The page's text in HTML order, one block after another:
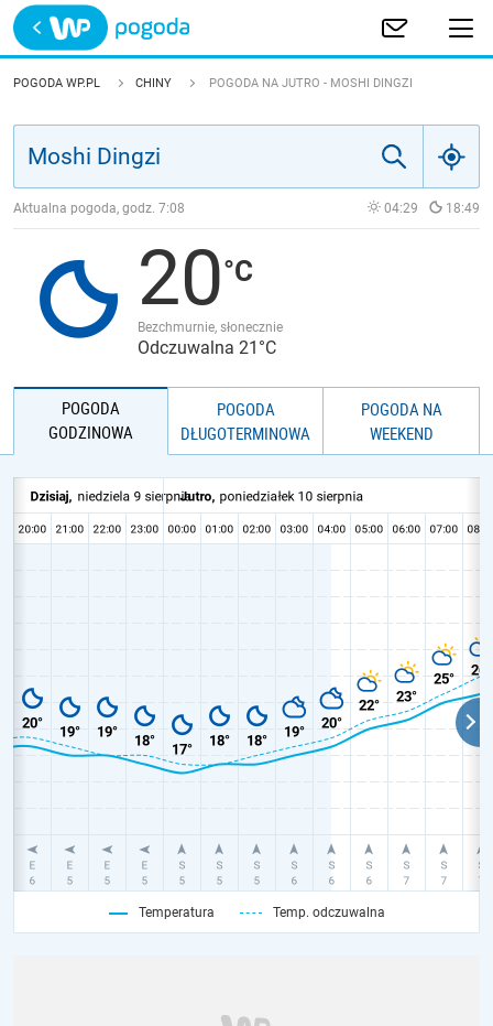
Trwa ładowanie
POLSKA
JAKOŚĆ POWIETRZA
POGODA WP.PL CHINY POGODA NA JUTRO - MOSHI DINGZI
Aktualna pogoda, godz. 7:08 04:29 18:49
20
Bezchmurnie, słonecznie
Odczuwalna 21°C
POGODA
GODZINOWA
POGODA
DŁUGOTERMINOWA
POGODA NA
WEEKEND
Temperatura Temp. odczuwalna